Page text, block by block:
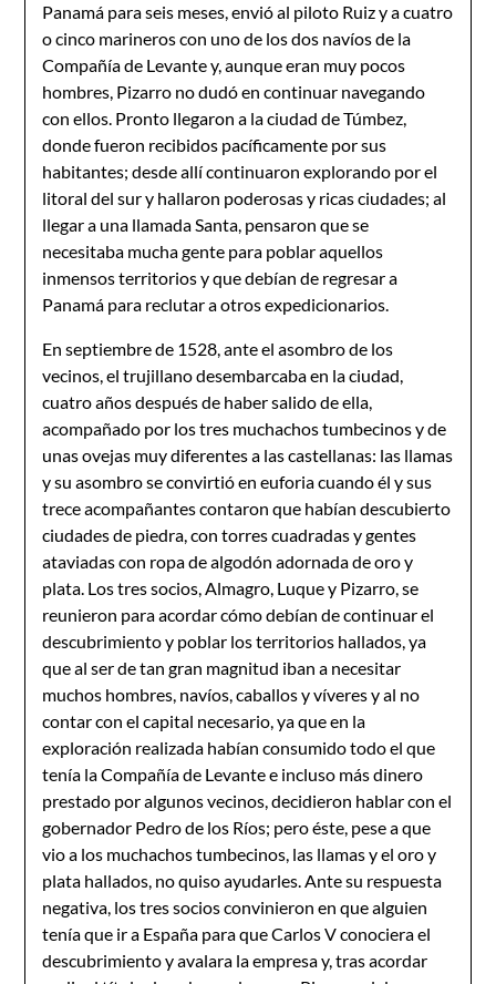
Panamá para seis meses, envió al piloto Ruiz y a cuatro
o cinco marineros con uno de los dos navíos de la
Compañía de Levante y, aunque eran muy pocos
hombres, Pizarro no dudó en continuar navegando
con ellos. Pronto llegaron a la ciudad de Túmbez,
donde fueron recibidos pacíficamente por sus
habitantes; desde allí continuaron explorando por el
litoral del sur y hallaron poderosas y ricas ciudades; al
llegar a una llamada Santa, pensaron que se
necesitaba mucha gente para poblar aquellos
inmensos territorios y que debían de regresar a
Panamá para reclutar a otros expedicionarios.
En septiembre de 1528, ante el asombro de los
vecinos, el trujillano desembarcaba en la ciudad,
cuatro años después de haber salido de ella,
acompañado por los tres muchachos tumbecinos y de
unas ovejas muy diferentes a las castellanas: las llamas
y su asombro se convirtió en euforia cuando él y sus
trece acompañantes contaron que habían descubierto
ciudades de piedra, con torres cuadradas y gentes
ataviadas con ropa de algodón adornada de oro y
plata. Los tres socios, Almagro, Luque y Pizarro, se
reunieron para acordar cómo debían de continuar el
descubrimiento y poblar los territorios hallados, ya
que al ser de tan gran magnitud iban a necesitar
muchos hombres, navíos, caballos y víveres y al no
contar con el capital necesario, ya que en la
exploración realizada habían consumido todo el que
tenía la Compañía de Levante e incluso más dinero
prestado por algunos vecinos, decidieron hablar con el
gobernador Pedro de los Ríos; pero éste, pese a que
vio a los muchachos tumbecinos, las llamas y el oro y
plata hallados, no quiso ayudarles. Ante su respuesta
negativa, los tres socios convinieron en que alguien
tenía que ir a España para que Carlos V conociera el
descubrimiento y avalara la empresa y, tras acordar